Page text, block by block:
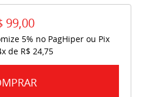
99,00
5% no PagHiper ou Pix
de R$ 24,75